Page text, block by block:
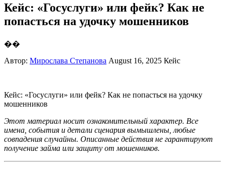
Кейс: «Госуслуги» или фейк? Как не
попасться на удочку мошенников
��
Автор: Мирослава Степанова August 16, 2025 Кейс
Кейс: «Госуслуги» или фейк? Как не попасться на удочку
мошенников
Этот материал носит ознакомительный характер. Все
имена, события и детали сценария вымышлены, любые
совпадения случайны. Описанные действия не гарантируют
получение займа или защиту от мошенников.